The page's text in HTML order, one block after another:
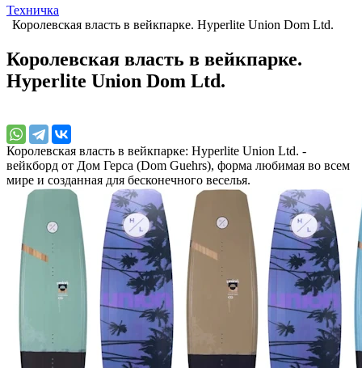
Техничка
Королевская власть в вейкпарке. Hyperlite Union Dom Ltd.
Королевская власть в вейкпарке.
Hyperlite Union Dom Ltd.
Королевская власть в вейкпарке: Hyperlite Union Ltd. -
вейкборд от Дом Герса (Dom Guehrs), форма любимая во всем
мире и созданная для бесконечного веселья.